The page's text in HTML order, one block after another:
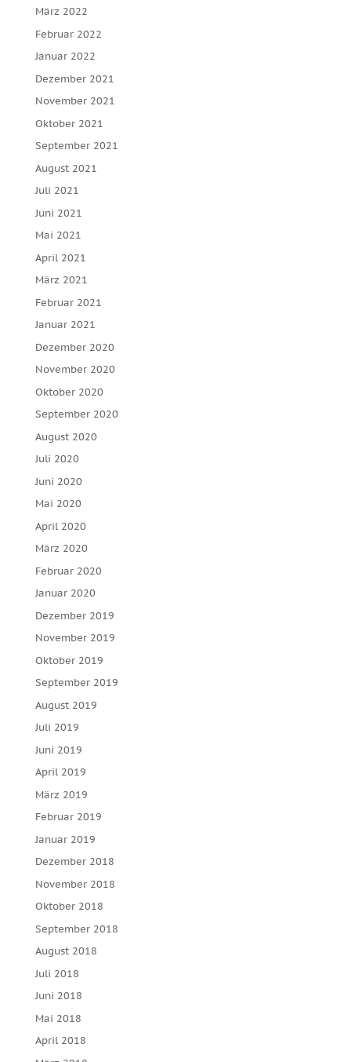
März 2022
Februar 2022
Januar 2022
Dezember 2021
November 2021
Oktober 2021
September 2021
August 2021
Juli 2021
Juni 2021
Mai 2021
April 2021
März 2021
Februar 2021
Januar 2021
Dezember 2020
November 2020
Oktober 2020
September 2020
August 2020
Juli 2020
Juni 2020
Mai 2020
April 2020
März 2020
Februar 2020
Januar 2020
Dezember 2019
November 2019
Oktober 2019
September 2019
August 2019
Juli 2019
Juni 2019
April 2019
März 2019
Februar 2019
Januar 2019
Dezember 2018
November 2018
Oktober 2018
September 2018
August 2018
Juli 2018
Juni 2018
Mai 2018
April 2018